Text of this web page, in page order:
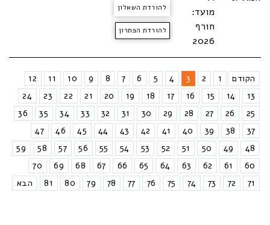
מועד:
חורף
2026
להורדת השאלון
להורדת הפתרון
הקודם 1
2
3
4
5
6
7
8
9
10
11
12
13
14
15
16
17
18
19
20
21
22
23
24
25
26
27
28
29
30
31
32
33
34
35
36
37
38
39
40
41
42
43
44
45
46
47
48
49
50
51
52
53
54
55
56
57
58
59
60
61
62
63
64
65
66
67
68
69
70
71
72
73
74
75
76
77
78
79
80
81 הבא